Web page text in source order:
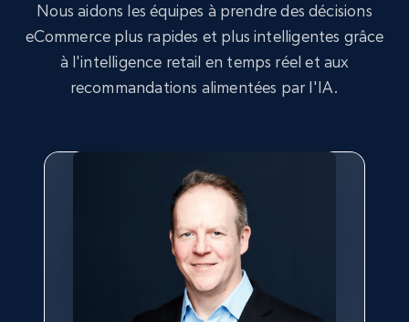
Google Shopping
URL, Product id, Title, Product description,
Google Shopping - collects products from
web using keywords
Nous aidons les équipes à prendre des décisions
eCommerce plus rapides et plus intelligentes grâce
à l'intelligence retail en temps réel et aux
recommandations alimentées par l'IA.